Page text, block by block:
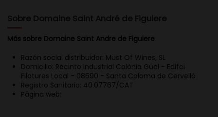
Sobre Domaine Saint André de Figuiere
Más sobre Domaine Saint Andre de Figuiere
Razón social distribuidor: Must Of Wines, SL
Domicilio: Recinto Industrial Colònia Güel - Edifci
Filatures Local - 08690 - Santa Coloma de Cervelló
Registro Sanitario: 40.07767/CAT
Página web: